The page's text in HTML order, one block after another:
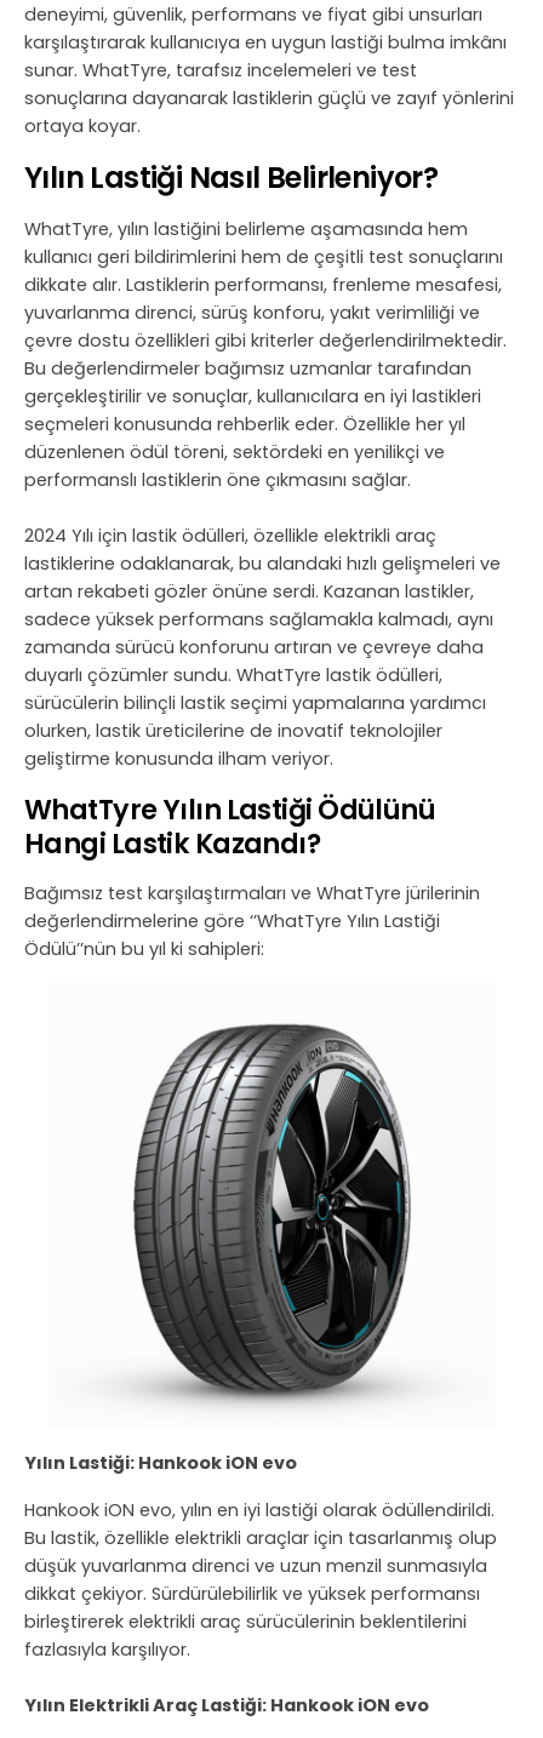
deneyimi, güvenlik, performans ve fiyat gibi unsurları
karşılaştırarak kullanıcıya en uygun lastiği bulma imkânı
sunar. WhatTyre, tarafsız incelemeleri ve test
sonuçlarına dayanarak lastiklerin güçlü ve zayıf yönlerini
ortaya koyar.
Yılın Lastiği Nasıl Belirleniyor?
WhatTyre, yılın lastiğini belirleme aşamasında hem
kullanıcı geri bildirimlerini hem de çeşitli test sonuçlarını
dikkate alır. Lastiklerin performansı, frenleme mesafesi,
yuvarlanma direnci, sürüş konforu, yakıt verimliliği ve
çevre dostu özellikleri gibi kriterler değerlendirilmektedir.
Bu değerlendirmeler bağımsız uzmanlar tarafından
gerçekleştirilir ve sonuçlar, kullanıcılara en iyi lastikleri
seçmeleri konusunda rehberlik eder. Özellikle her yıl
düzenlenen ödül töreni, sektördeki en yenilikçi ve
performanslı lastiklerin öne çıkmasını sağlar.
2024 Yılı için lastik ödülleri, özellikle elektrikli araç
lastiklerine odaklanarak, bu alandaki hızlı gelişmeleri ve
artan rekabeti gözler önüne serdi. Kazanan lastikler,
sadece yüksek performans sağlamakla kalmadı, aynı
zamanda sürücü konforunu artıran ve çevreye daha
duyarlı çözümler sundu. WhatTyre lastik ödülleri,
sürücülerin bilinçli lastik seçimi yapmalarına yardımcı
olurken, lastik üreticilerine de inovatif teknolojiler
geliştirme konusunda ilham veriyor.
WhatTyre Yılın Lastiği Ödülünü
Hangi Lastik Kazandı?
Bağımsız test karşılaştırmaları ve WhatTyre jürilerinin
değerlendirmelerine göre ‘’WhatTyre Yılın Lastiği
Ödülü’’nün bu yıl ki sahipleri:
Yılın Lastiği: Hankook iON evo
Hankook iON evo, yılın en iyi lastiği olarak ödüllendirildi.
Bu lastik, özellikle elektrikli araçlar için tasarlanmış olup
düşük yuvarlanma direnci ve uzun menzil sunmasıyla
dikkat çekiyor. Sürdürülebilirlik ve yüksek performansı
birleştirerek elektrikli araç sürücülerinin beklentilerini
fazlasıyla karşılıyor.
Yılın Elektrikli Araç Lastiği: Hankook iON evo